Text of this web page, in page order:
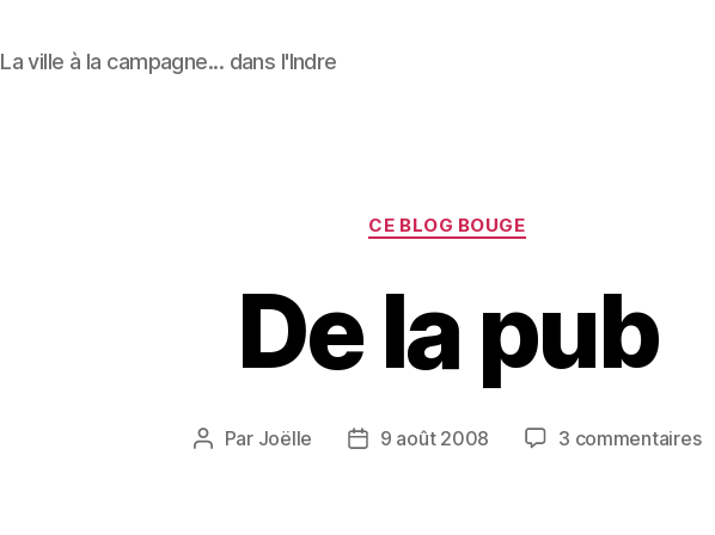
La ville à la campagne... dans l'Indre
Catégories
CE BLOG BOUGE
De la pub
Auteur
Par Joëlle
Date9 août 2008 3 commentairessur